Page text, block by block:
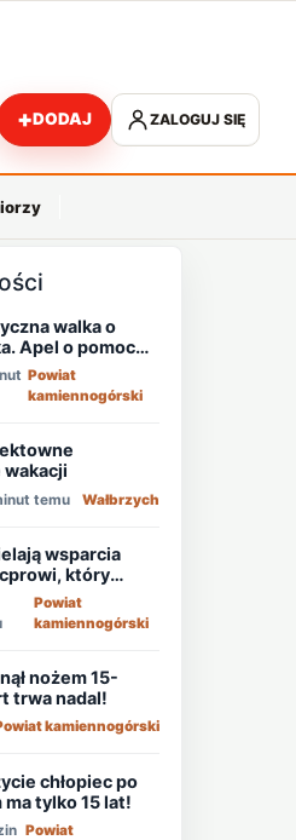
+DODAJ ZALOGUJ SIĘ
walka o
Apel o pomoc
Memeda
Powiat
kamiennogórski
wakacji
temu Wałbrzych
wsparcia
który
po ataku
Powiat
kamiennogórski
nożem 15-
trwa nadal!
kamiennogórski
chłopiec po
tylko 15 lat!
Powiat